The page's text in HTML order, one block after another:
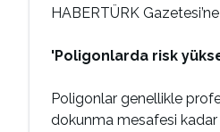
HABERTÜRK
'Poligonlarda risk
Poligonlar genellikle
dokunma mesafesi kadar